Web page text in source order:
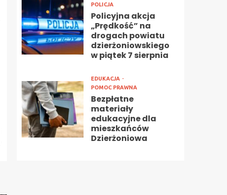
POLICJA
Policyjna akcja
„Prędkość” na
drogach powiatu
dzierżoniowskiego
w piątek 7 sierpnia
EDUKACJA
POMOC PRAWNA
Bezpłatne
materiały
edukacyjne dla
mieszkańców
Dzierżoniowa